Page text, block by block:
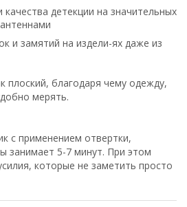
детекции на значительных
и замятий на издели-ях даже из
плоский, благодаря чему одежду,
мерять.
с применением отвертки,
занимает 5-7 минут. При этом
которые не заметить просто